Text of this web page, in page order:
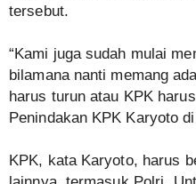
tersebut.
“Kami juga sudah mulai
bilamana nanti memang
harus turun atau KPK
Penindakan KPK Karyoto
KPK, kata Karyoto, harus